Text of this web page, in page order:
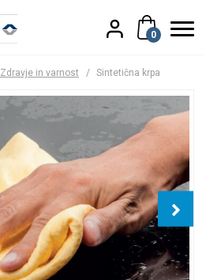
0
Zdravje in varnost / Sintetična krpa